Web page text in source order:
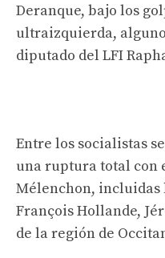
Deranque, bajo los
ultraizquierda,
diputado del LFI
Entre los socialistas
una ruptura total con
Mélenchon, incluidas
François Hollande,
de la región de